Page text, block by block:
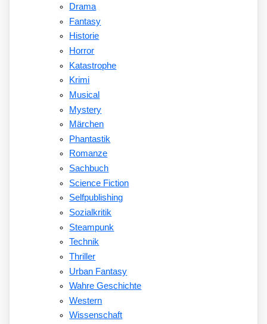
Drama
Fantasy
Historie
Horror
Katastrophe
Krimi
Musical
Mystery
Märchen
Phantastik
Romanze
Sachbuch
Science Fiction
Selfpublishing
Sozialkritik
Steampunk
Technik
Thriller
Urban Fantasy
Wahre Geschichte
Western
Wissenschaft